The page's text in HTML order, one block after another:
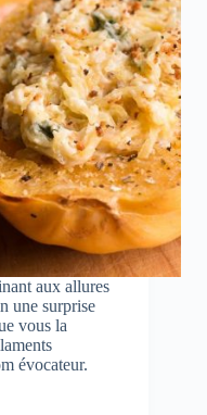
aux allures
une surprise
vous la
évocateur.